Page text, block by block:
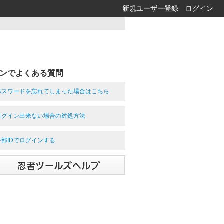
新規ユーザー登録 ログイン
でよくある質問
スワードを忘れてしまった場合はこちら
グイン出来ない場合の対処方法
部IDでログインする